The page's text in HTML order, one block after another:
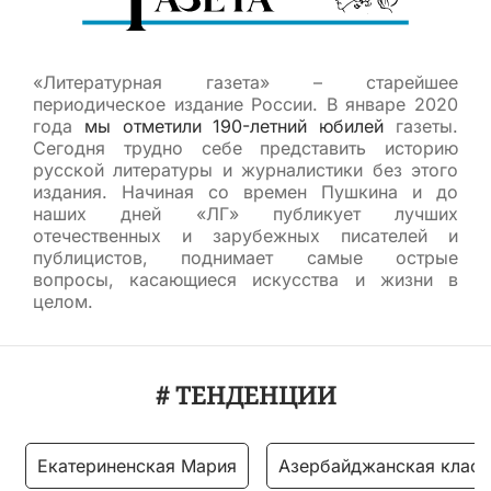
«Литературная газета» – старейшее
периодическое издание России. В январе 2020
года мы отметили 190-летний юбилей газеты.
Сегодня трудно себе представить историю
русской литературы и журналистики без этого
издания. Начиная со времен Пушкина и до
наших дней «ЛГ» публикует лучших
отечественных и зарубежных писателей и
публицистов, поднимает самые острые
вопросы, касающиеся искусства и жизни в
целом.
# ТЕНДЕНЦИИ
Екатериненская Мария Азербайджанская